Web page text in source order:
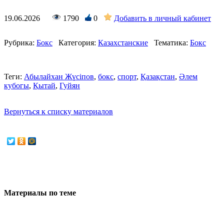
19.06.2026 1790 0 Добавить в личный кабинет
Рубрика: Бокс Категория: Казахстанские Тематика: Бокс
Теги: Абылайхан Жүсіпов, бокс, спорт, Қазақстан, Әлем
кубогы, Қытай, Гуйян
Вернуться к списку материалов
Материалы по теме